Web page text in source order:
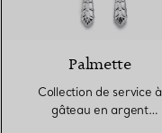
Palmette
Collection de service à
gâteau en argent